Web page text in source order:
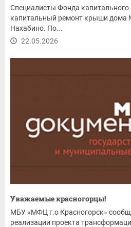
Специалисты Фонда капитального
капитальный ремонт крыши дома
Нахабино. По...
22.05.2026
Уважаемые красногорцы!
МБУ «МФЦ г.о Красногорск»
реализации проекта